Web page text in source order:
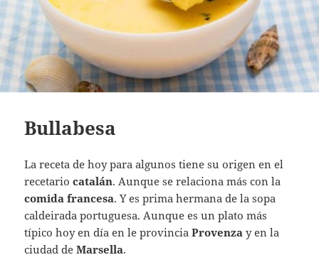
Bullabesa
La receta de hoy para algunos tiene su origen en el
recetario catalán. Aunque se relaciona más con la
comida francesa. Y es prima hermana de la sopa
caldeirada portuguesa. Aunque es un plato más
típico hoy en día en le provinciaProvenza y en la
ciudad deMarsella.